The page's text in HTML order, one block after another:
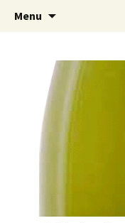
KMM
A Importadora
Austrália, Chile
Menu